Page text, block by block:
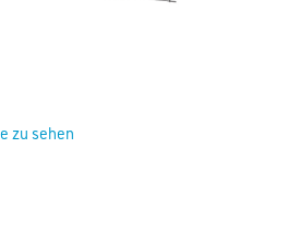
zu sehen